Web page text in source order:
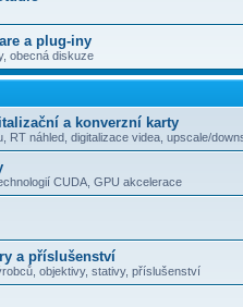
a plug-iny
obecná diskuze
a konverzní karty
RT náhled, digitalizace videa, upscale/
CUDA, GPU akcelerace
a příslušenství
objektivy, stativy, příslušenství